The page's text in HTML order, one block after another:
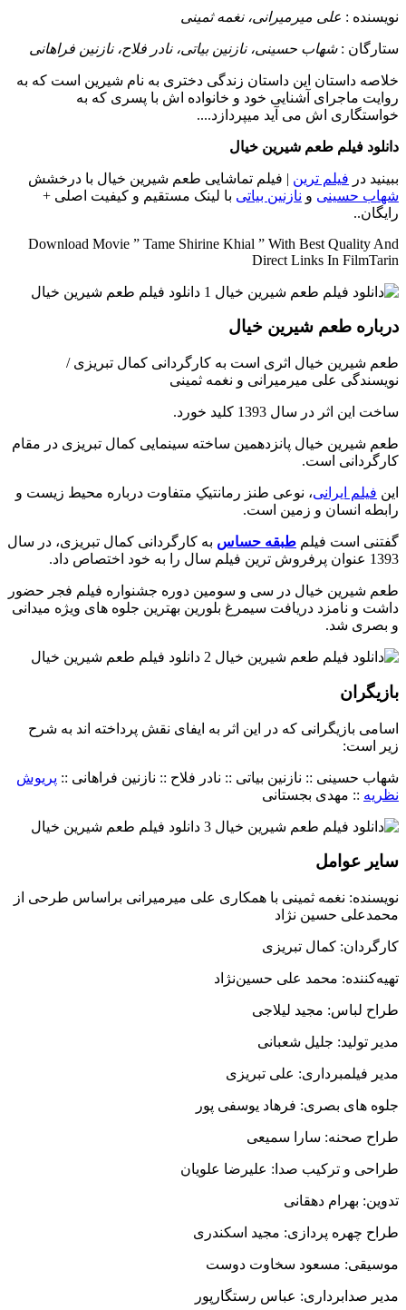
نويسنده : علی میرمیرانی، نغمه ثمینی
ستارگان :شهاب حسینی، نازنین بیاتی، نادر فلاح، نازنین فراهانی
خلاصه داستان این داستان زندگی دختری به نام شیرین است که به
روایت ماجرای آشنایی خود و خانواده اش با پسری که به
خواستگاری اش می آید میپردازد....
دانلود فیلم طعم شیرین خیال
ببینید در فیلم ترین | فیلم تماشایی طعم شیرین خیال با درخشش
شهاب حسینی و نازنین بیاتی با لینک مستقیم و کیفیت اصلی +
رایگان..
Download Movie ” Tame Shirine Khial ” With Best Quality And
Direct Links In FilmTarin
درباره طعم شیرین خیال
طعم شیرین خیال اثری است به کارگردانی کمال تبریزی /
نویسندگی علی میرمیرانی و نغمه ثمینی
ساخت این اثر در سال 1393 کلید خورد.
طعم شیرین خیال پانزدهمین ساخته سینمایی کمال تبریزی در مقام
کارگردانی است.
این فیلم ایرانی، نوعی طنز رمانتیکِ متفاوت درباره محیط زیست و
رابطه انسان و زمین است.
گفتنی است فیلم طبقه حساس به کارگردانی کمال تبریزی، در سال
1393 عنوان پرفروش ترین فیلم سال را به خود اختصاص داد.
طعم شیرین خیال در سی و سومین دوره جشنواره فیلم فجر حضور
داشت و نامزد دریافت سیمرغ بلورین بهترین جلوه های ویژه میدانی
و بصری شد.
بازیگران
اسامی بازیگرانی که در این اثر به ایفای نقش پرداخته اند به شرح
زیر است:
شهاب حسینی :: نازنین بیاتی :: نادر فلاح :: نازنین فراهانی :: پریوش
نظریه :: مهدی بجستانی
سایر عوامل
نویسنده: نغمه ثمینی با همکاری علی میرمیرانی براساس طرحی از
محمدعلی حسین نژاد
کارگردان: کمال تبریزی
تهیه‌کننده: محمد علی حسین‌نژاد
طراح لباس: مجید لیلاجی
مدیر تولید: جلیل شعبانی
مدیر فیلمبرداری: علی تبریزی
جلوه های بصری: فرهاد یوسفی پور
طراح صحنه: سارا سمیعی
طراحی و ترکیب صدا: علیرضا علویان
تدوین: بهرام دهقانی
طراح چهره پردازی: مجید اسکندری
موسیقی: مسعود سخاوت دوست
مدیر صدابرداری: عباس رستگارپور